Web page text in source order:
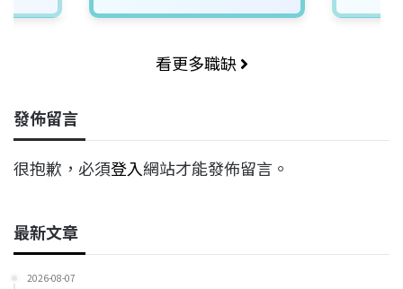
看更多職缺
發佈留言
很抱歉，必須登入網站才能發佈留言。
最新文章
2026-08-07